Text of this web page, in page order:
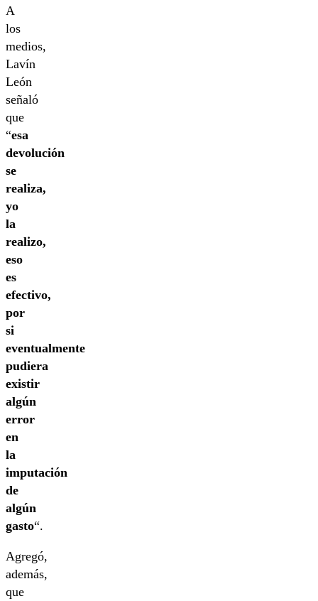
A
los
medios,
Lavín
León
señaló
que
“esa
devolución
se
realiza,
yo
la
realizo,
eso
es
efectivo,
por
si
eventualmente
pudiera
existir
algún
error
en
la
imputación
de
algún
gasto“.
Agregó,
además,
que